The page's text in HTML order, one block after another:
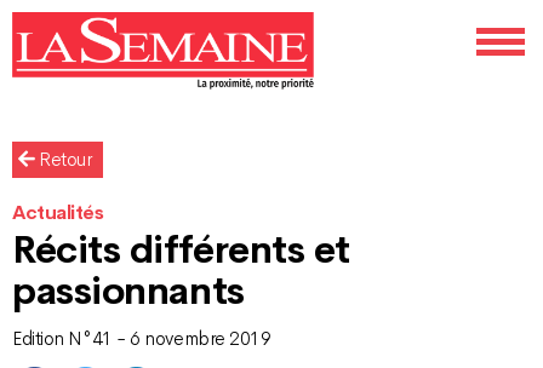
Retour
Actualités
Récits différents et
passionnants
Edition N°41 - 6 novembre 2019